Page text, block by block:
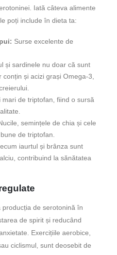
Iată câteva alimente
poți include în dieta ta:
Surse excelente de
și sardinele nu doar că sunt
și acizi grași Omega-3,
mari de triptofan, fiind o sursă
semințele de chia și cele
de triptofan.
iaurtul și brânza sunt
contribuind la sănătatea
de serotonină în
de spirit și reducând
Exercițiile aerobice,
ciclismul, sunt deosebit de